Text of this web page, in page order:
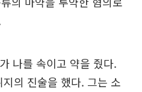
나를 속이고 약을 줬다.
의 진술을 했다. 그는 소